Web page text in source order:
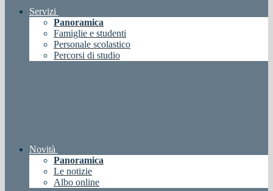
Servizi
Panoramica
Famiglie e studenti
Personale scolastico
Percorsi di studio
Novità
Panoramica
Le notizie
Albo online